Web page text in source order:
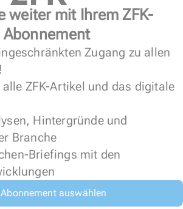
weiter mit Ihrem ZFK-
Abonnement
Zugang zu allen
ZFK-Artikel und das digitale
Hintergründe und
Branche
Briefings mit den
auswählen